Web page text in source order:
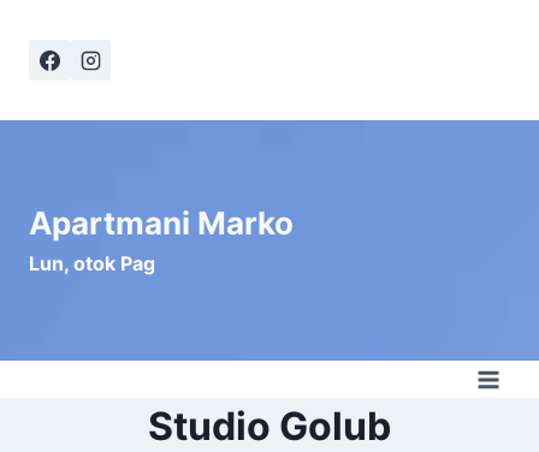
Apartmani Marko
Lun, otok Pag
Studio Golub